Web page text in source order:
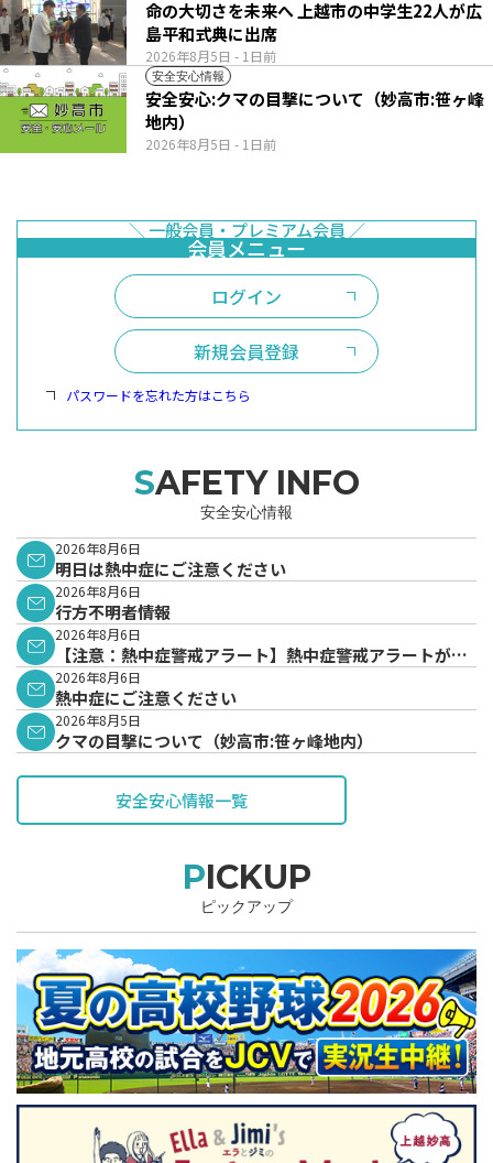
2026年8月5日 - 1日前
命の大切さを未来へ 上越市の中学生22人が広
島平和式典に出席
安全安心情報
2026年8月5日 - 1日前
安全安心:クマの目撃について（妙高市:笹ヶ峰
地内）
ログイン
新規会員登録
パスワードを忘れた方はこちら
SAFETY INFO
安全安心情報
2026年8月6日
明日は熱中症にご注意ください
2026年8月6日
行方不明者情報
2026年8月6日
【注意：熱中症警戒アラート】熱中症警戒アラートが発
表されています。
2026年8月6日
熱中症にご注意ください
2026年8月5日
クマの目撃について（妙高市:笹ヶ峰地内）
安全安心情報一覧
PICKUP
ピックアップ